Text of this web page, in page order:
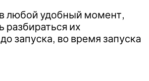
любой удобный момент,
разбираться их
запуска, во время запуска